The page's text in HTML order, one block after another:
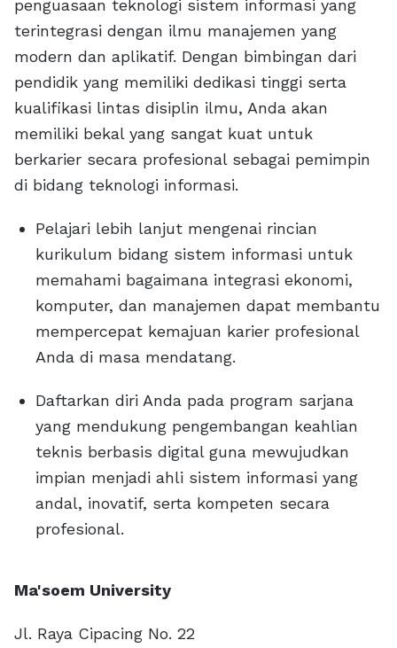
penguasaan teknologi sistem informasi yang
terintegrasi dengan ilmu manajemen yang
modern dan aplikatif. Dengan bimbingan dari
pendidik yang memiliki dedikasi tinggi serta
kualifikasi lintas disiplin ilmu, Anda akan
memiliki bekal yang sangat kuat untuk
berkarier secara profesional sebagai pemimpin
di bidang teknologi informasi.
Pelajari lebih lanjut mengenai rincian
kurikulum bidang sistem informasi untuk
memahami bagaimana integrasi ekonomi,
komputer, dan manajemen dapat membantu
mempercepat kemajuan karier profesional
Anda di masa mendatang.
Daftarkan diri Anda pada program sarjana
yang mendukung pengembangan keahlian
teknis berbasis digital guna mewujudkan
impian menjadi ahli sistem informasi yang
andal, inovatif, serta kompeten secara
profesional.
Ma'soem University
Jl. Raya Cipacing No. 22